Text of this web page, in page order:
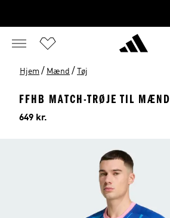
Hjem / Mænd / Tøj
FFHB MATCH-TRØJE TIL MÆND
Pris
649 kr.